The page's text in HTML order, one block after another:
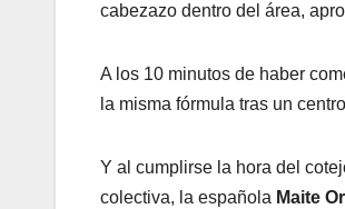
cabezazo dentro del área,
A los 10 minutos de haber
la misma fórmula tras un
Y al cumplirse la hora del
colectiva, la española Maite